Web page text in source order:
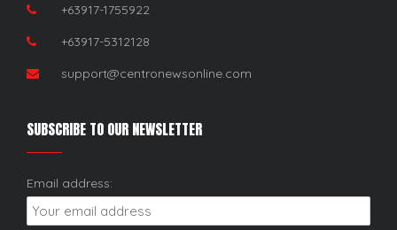
+63917-1755922
+63917-5312128
support@centronewsonline.com
SUBSCRIBE TO OUR NEWSLETTER
Email address: